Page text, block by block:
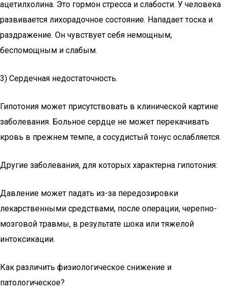
ацетилхолина. Это гормон стресса и слабости. У человека
развивается лихорадочное состояние. Нападает тоска и
раздражение. Он чувствует себя немощным,
беспомощным и слабым.
3) Сердечная недостаточность.
Гипотония может присутствовать в клинической картине
заболевания. Больное сердце не может перекачивать
кровь в прежнем темпе, а сосудистый тонус ослабляется.
Другие заболевания, для которых характерна гипотония:
Давление может падать из-за передозировки
лекарственными средствами, после операции, черепно-
мозговой травмы, в результате шока или тяжелой
интоксикации.
Как различить физиологическое снижение и
патологическое?